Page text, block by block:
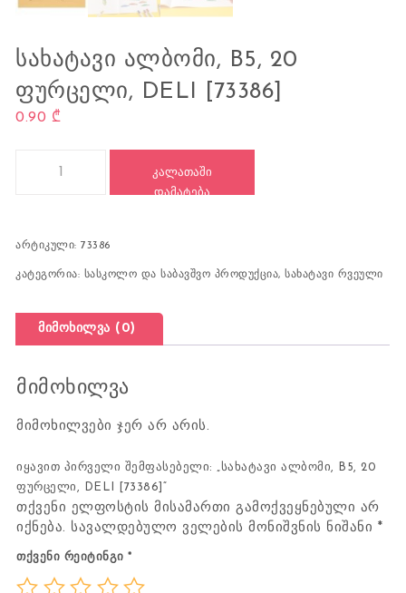
ᲡᲐᲮᲐᲢᲐᲕᲘ ᲐᲚᲑᲝᲛᲘ, B5, 20
ᲤᲣᲠᲪᲔᲚᲘ, DELI [73386]
0.90 ₾
ᲙᲐᲚᲐᲗᲐᲨᲘ
ᲓᲐᲛᲐᲢᲔᲑᲐ
არტიკული:73386
კატეგორია: სასკოლო და საბავშვო პროდუქცია,სახატავი რვეული
მიმოხილვა (0)
მიმოხილვა
მიმოხილვები ჯერ არ არის.
იყავით პირველი შემფასებელი: „სახატავი ალბომი, B5, 20
ფურცელი, DELI [73386]“
თქვენი ელფოსტის მისამართი გამოქვეყნებული არ
იქნება. სავალდებულო ველების მონიშვნის ნიშანი *
თქვენი რეიტინგი*